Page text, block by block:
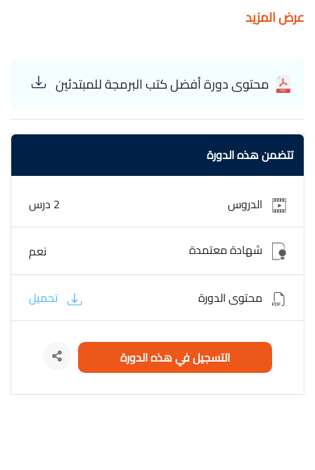
بالإضافة إلى نصائح فعّالة لقراءة واستيعاب المفاهيم البرمجية
بسرعة. الدورة تركز على استراتيجيات التعلم الذاتي باستخدام الكتب
سواء كنت مبتدئًا تبحث عن بداية قوية أو مطورًا محترفًا تسعى
لتعزيز مهاراتك، ستوفر لك الدورة الأدوات والموارد لتوسيع
معرفتك البرمجية. انضم الآن لتكتشف عالم البرمجة من خلال
أفضل الكتب,الدورة مجانية وبشهادة معتمدة. Abd
عرض المزيد
محتوى دورة أفضل كتب البرمجة للمبتدئين
تتضمن هذه الدورة
الدروس 2 درس
شهادة معتمدة نعم
محتوى الدورة تحميل
التسجيل في هذه الدورة